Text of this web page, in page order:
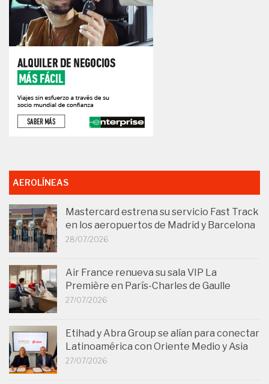
AEROLÍNEAS
Mastercard estrena su servicio Fast Track
en los aeropuertos de Madrid y Barcelona
28/07/2026
Air France renueva su sala VIP La
Première en París-Charles de Gaulle
27/07/2026
Etihad y Abra Group se alían para conectar
Latinoamérica con Oriente Medio y Asia
27/07/2026